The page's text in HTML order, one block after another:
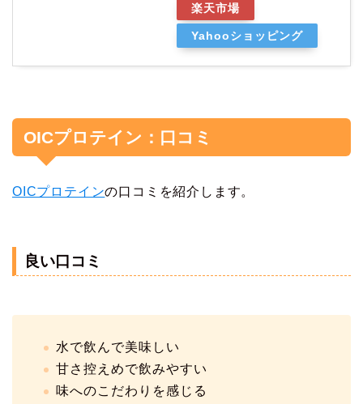
楽天市場
Yahooショッピング
OICプロテイン：口コミ
OICプロテインの口コミを紹介します。
良い口コミ
水で飲んで美味しい
甘さ控えめで飲みやすい
味へのこだわりを感じる